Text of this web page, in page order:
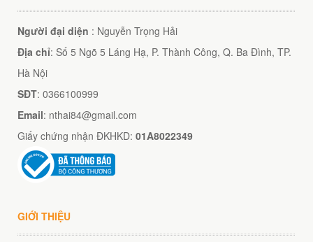
Người đại diện : Nguyễn Trọng Hải
Địa chỉ: Số 5 Ngõ 5 Láng Hạ, P. Thành Công, Q. Ba Đình, TP.
Hà Nội
SĐT: 0366100999
Email: nthai84@gmail.com
Giấy chứng nhận ĐKHKD: 01A8022349
GIỚI THIỆU